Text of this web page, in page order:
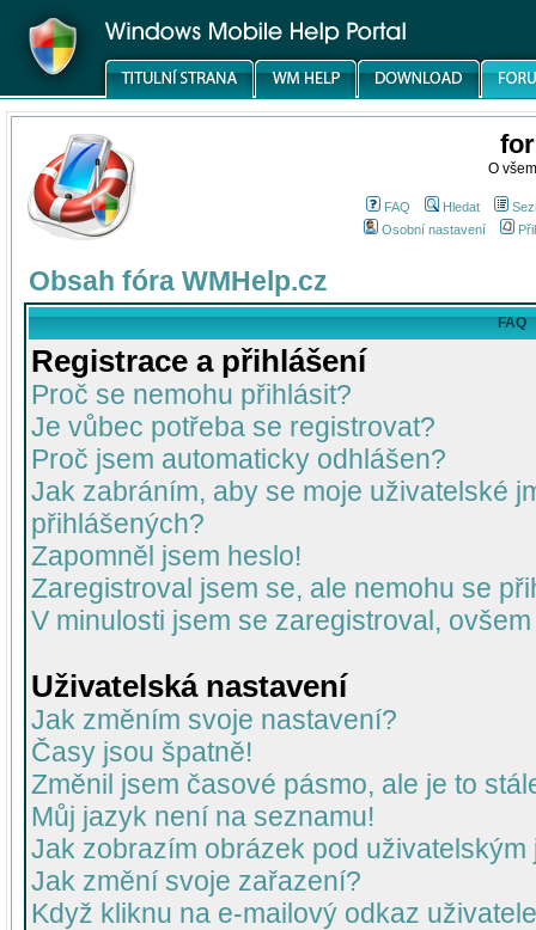
O
FAQ Hledat
Osobní nastavení
Obsah fóra WMHelp.cz
FAQ
Registrace a přihlášení
Proč se nemohu přihlásit?
Je vůbec potřeba se registrovat?
Proč jsem automaticky odhlášen?
Jak zabráním, aby se moje uživatelské
přihlášených?
Zapomněl jsem heslo!
Zaregistroval jsem se, ale nemohu se
V minulosti jsem se zaregistroval,
Uživatelská nastavení
Jak změním svoje nastavení?
Časy jsou špatně!
Změnil jsem časové pásmo, ale je to
Můj jazyk není na seznamu!
Jak zobrazím obrázek pod uživatelským
Jak změní svoje zařazení?
Když kliknu na e-mailový odkaz